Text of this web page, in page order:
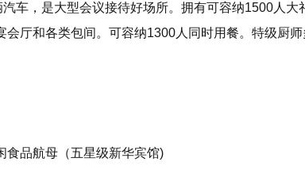
车，是大型会议接待好场所。拥有可容纳1500人
会厅和各类包间。可容纳1300人同时用餐。特级厨
食品航母（五星级新华宾馆)